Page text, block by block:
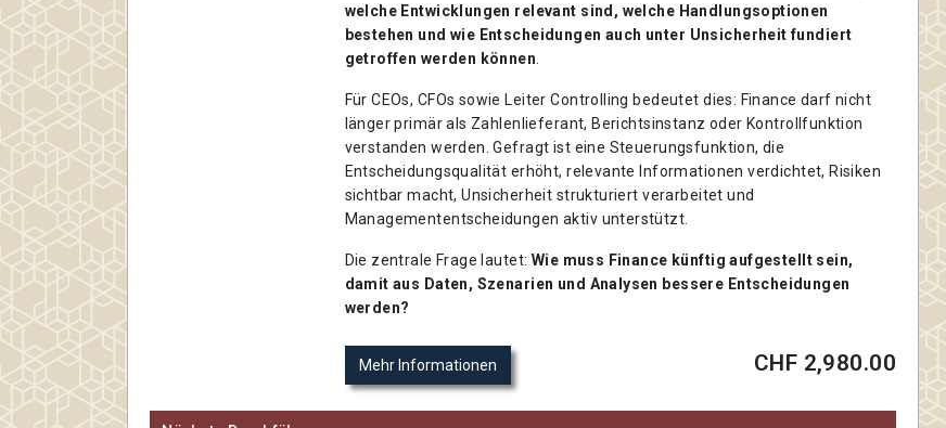
welche Entwicklungen relevant sind, welche Handlungsoptionen
bestehen und wie Entscheidungen auch unter Unsicherheit fundiert
getroffen werden können
Für CEOs, CFOs sowie Leiter Controlling bedeutet dies: Finance darf nicht
länger primär als Zahlenlieferant, Berichtsinstanz oder Kontrollfunktion
verstanden werden. Gefragt ist eine Steuerungsfunktion, die
Entscheidungsqualität erhöht, relevante Informationen verdichtet, Risiken
sichtbar macht, Unsicherheit strukturiert verarbeitet und
Managemententscheidungen aktiv unterstützt.
Die zentrale Frage lautet: Wie muss Finance künftig aufgestellt sein,
damit aus Daten, Szenarien und Analysen bessere Entscheidungen
werden?
Mehr Informationen CHF 2,980.00